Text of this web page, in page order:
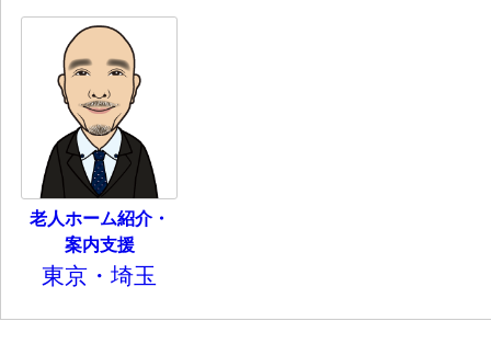
老人ホーム紹介・
案内支援
東京・埼玉